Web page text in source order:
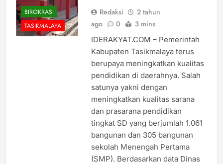
BIROKRASI
TASIKMALAYA
Redaksi
2 tahun
ago
0 3 mins
IDERAKYAT.COM – Pemerintah
Kabupaten Tasikmalaya terus
berupaya meningkatkan kualitas
pendidikan di daerahnya. Salah
satunya yakni dengan
meningkatkan kualitas sarana
dan prasarana pendidikan
tingkat SD yang berjumlah 1.061
bangunan dan 305 bangunan
sekolah Menengah Pertama
(SMP). Berdasarkan data Dinas